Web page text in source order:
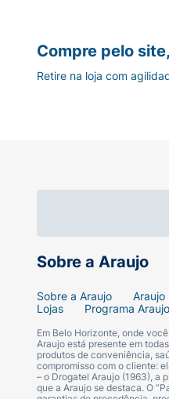
Sobre a Araujo
Sobre a Araujo Araujo
Lojas
Programa
Em Belo Horizonte, onde
Araujo está presente em
produtos de conveniência,
compromisso com o cliente:
– o Drogatel Araujo (1963), a
que a Araujo se destaca. O
Compre pelo
Retire na loja com